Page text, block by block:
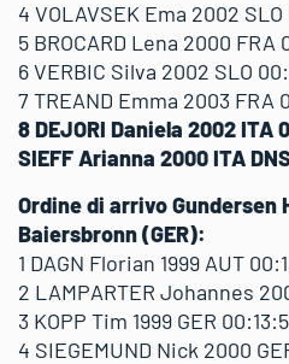
4 VOLAVSEK Ema 2002 SLO
5 BROCARD Lena 2000 FRA
6 VERBIC Silva 2002 SLO
7 TREAND Emma 2003 FRA
8 DEJORI Daniela 2002 ITA
SIEFF Arianna 2000 ITA
Ordine di arrivo Gundersen
Baiersbronn (GER):
1 DAGN Florian 1999 AUT
2 LAMPARTER Johannes
3 KOPP Tim 1999 GER
4 SIEGEMUND Nick 2000